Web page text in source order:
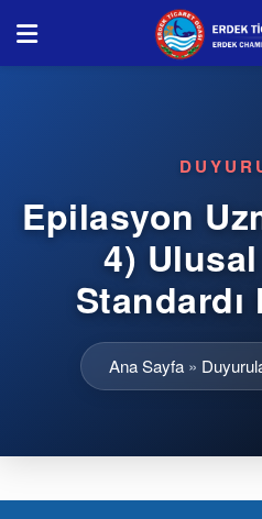
Epilasyon
4)
Standardı
Ana Sayfa »